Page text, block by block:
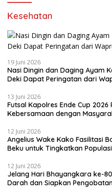
Kesehatan
19 Juni 2026
Nasi Dingin dan Daging Ayam
Deki Dapat Peringatan dari
13 Juni 2026
Futsal Kapolres Ende Cup
Kebersamaan dengan
12 Juni 2026
Angelius Wake Kako Fasilitasi
Beku untuk Tingkatkan
12 Juni 2026
Jelang Hari Bhayangkara ke-
Darah dan Siapkan